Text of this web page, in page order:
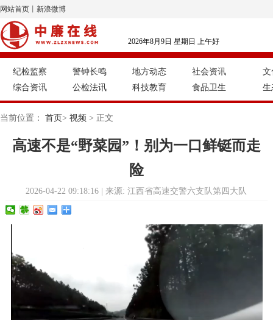
网站首页 新浪微博
2026年8月9日 星期日 上午好
纪检监察 警钟长鸣 地方动态
社会资讯
综合资讯
公检法讯 科技教育 食品卫生
文
生
当前位置： 首页> 视频 > 正文
高速不是“野菜园”！别为一口鲜铤而走
险
2026-04-22 09:18:16 | 来源: 江西省高速交警六支队第四大队